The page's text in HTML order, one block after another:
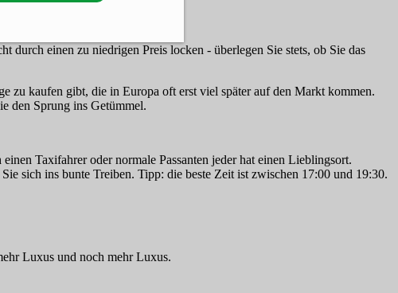
durch einen zu niedrigen Preis locken - überlegen Sie stets, ob Sie das
zu kaufen gibt, die in Europa oft erst viel später auf den Markt kommen.
den Sprung ins Getümmel.
Taxifahrer oder normale Passanten jeder hat einen Lieblingsort.
sich ins bunte Treiben. Tipp: die beste Zeit ist zwischen 17:00 und 19:30.
Luxus und noch mehr Luxus.